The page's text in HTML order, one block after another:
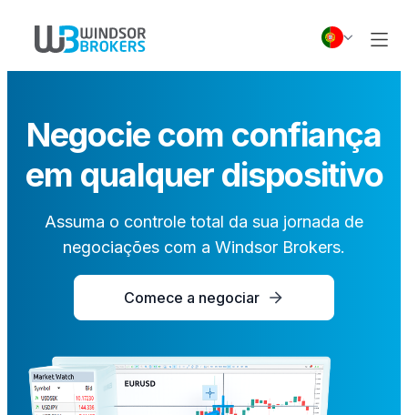
Negocie com confiança
em qualquer dispositivo
Assuma o controle total da sua jornada de
negociações com a Windsor Brokers.
Comece a negociar